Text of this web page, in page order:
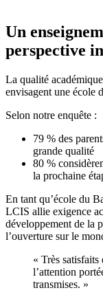
Un
perspective
La qualité
envisagent une école
Selon notre enquête :
79 % des
grande qualité
80 %
la prochaine
En tant qu’école du
LCIS allie exigence
développement de la
l’ouverture sur le
« Très satisfaits
l’attention
transmises. »